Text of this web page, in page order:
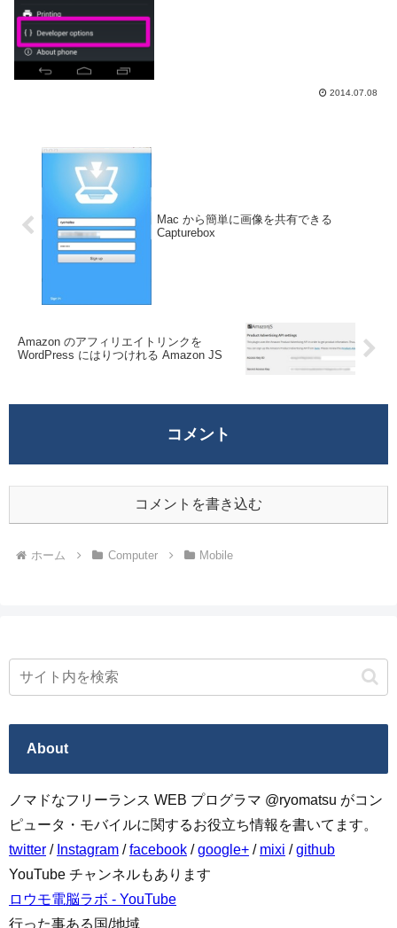
2014.07.08
Mac から簡単に画像を共有できる
Capturebox
Amazon のアフィリエイトリンクを
WordPress にはりつけれる Amazon JS
コメント
コメントを書き込む
ホーム Computer Mobile
About
ノマドなフリーランス WEB プログラマ @ryomatsu がコン
ピュータ・モバイルに関するお役立ち情報を書いてます。
twitter / Instagram /facebook /google+ / mixi /github
YouTube チャンネルもあります
ロウモ電脳ラボ - YouTube
行った事ある国/地域